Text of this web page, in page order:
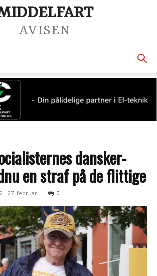
AVISEN
dansker-
en straf på de flittige
- 27. februar 0